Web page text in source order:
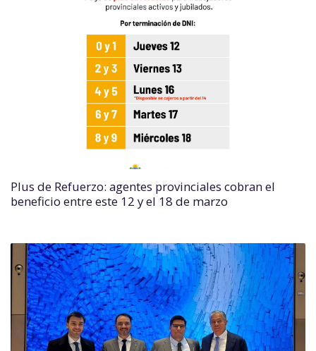
Plus de Refuerzo: agentes provinciales cobran el
beneficio entre este 12 y el 18 de marzo